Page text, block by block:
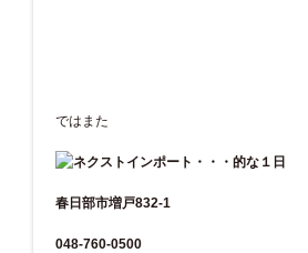
ではまた
春日部市増戸832-1
048-760-0500